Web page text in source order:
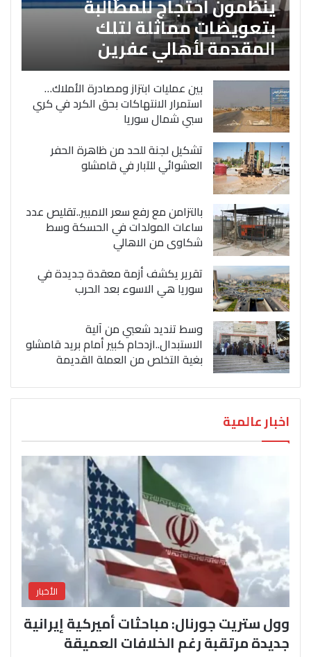
بتعويضات مماثلة لتلك
المقدمة لأهالي عفرين
بين عمليات ابتزاز ومصادرة الأملاك…
استمرار الانتهاكات بحق الكرد في كري
سبي شمال سوريا
تشكيل لجنة للحد من ظاهرة الحفر
العشوائي للآبار في قامشلو
بالتزامن مع رفع سعر الامبير..تقليص عدد
ساعات المولدات في الحسكة وسط
شكاوى من الاهالي
تقرير يكشف أزمة معقدة جديدة في
سوريا هي الاسوء بعد الحرب
وسط تنديد شعبي من آلية
الاستبدال..ازدحام كبير أمام بريد قامشلو
بغية التخلص من العملة القديمة
اخبار عالمية
الأخبار
وول ستريت جورنال: مباحثات أميركية إيرانية
جديدة مرتقبة رغم الخلافات العميقة